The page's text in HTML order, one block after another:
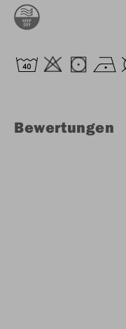
Bewertungen